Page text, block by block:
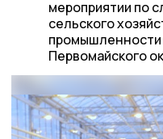
мероприятии по
сельского
промышленности
Первомайского